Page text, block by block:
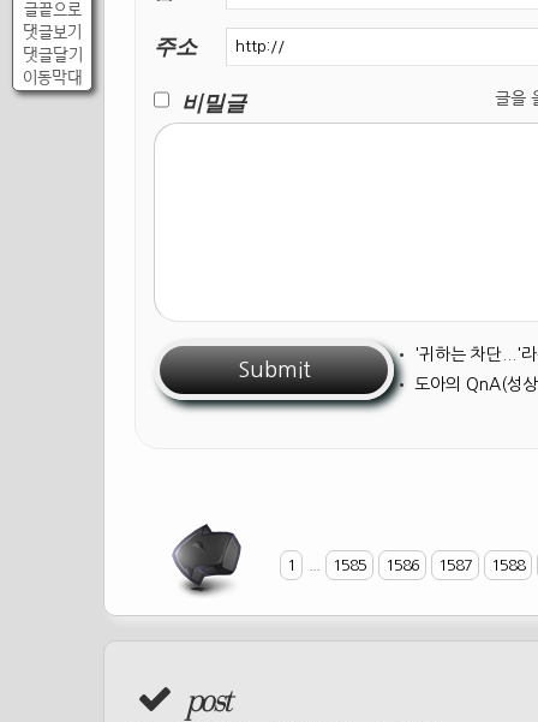
글끝으로
댓글보기
댓글달기
이동막대
주소
비밀글
글을
• '귀하는 차단...'
• 도아의 QnA(성
1 1585 1586 1587 1588
post